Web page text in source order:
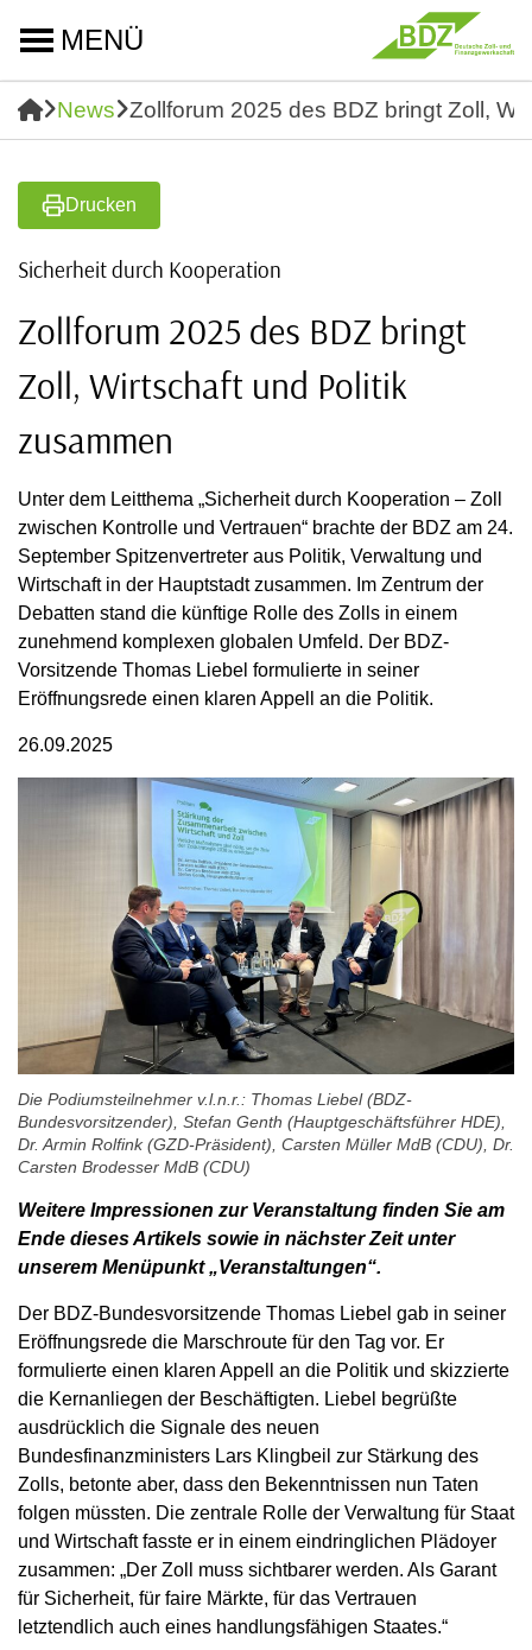
MENÜ
News Zollforum 2025 des BDZ bringt Zoll,
Drucken
Sicherheit durch Kooperation
Zollforum 2025 des BDZ bringt
Zoll, Wirtschaft und Politik
zusammen
Unter dem Leitthema „Sicherheit durch Kooperation – Zoll
zwischen Kontrolle und Vertrauen“ brachte der BDZ am 24.
September Spitzenvertreter aus Politik, Verwaltung und
Wirtschaft in der Hauptstadt zusammen. Im Zentrum der
Debatten stand die künftige Rolle des Zolls in einem
zunehmend komplexen globalen Umfeld. Der BDZ-
Vorsitzende Thomas Liebel formulierte in seiner
Eröffnungsrede einen klaren Appell an die Politik.
26.09.2025
Die Podiumsteilnehmer v.l.n.r.: Thomas Liebel (BDZ-
Bundesvorsitzender), Stefan Genth (Hauptgeschäftsführer HDE),
Dr. Armin Rolfink (GZD-Präsident), Carsten Müller MdB (CDU), Dr.
Carsten Brodesser MdB (CDU)
Weitere Impressionen zur Veranstaltung finden Sie am
Ende dieses Artikels sowie in nächster Zeit unter
unserem Menüpunkt „Veranstaltungen“.
Der BDZ-Bundesvorsitzende Thomas Liebel gab in seiner
Eröffnungsrede die Marschroute für den Tag vor. Er
formulierte einen klaren Appell an die Politik und skizzierte
die Kernanliegen der Beschäftigten. Liebel begrüßte
ausdrücklich die Signale des neuen
Bundesfinanzministers Lars Klingbeil zur Stärkung des
Zolls, betonte aber, dass den Bekenntnissen nun Taten
folgen müssten. Die zentrale Rolle der Verwaltung für Staat
und Wirtschaft fasste er in einem eindringlichen Plädoyer
zusammen: „Der Zoll muss sichtbarer werden. Als Garant
für Sicherheit, für faire Märkte, für das Vertrauen
letztendlich auch eines handlungsfähigen Staates.“